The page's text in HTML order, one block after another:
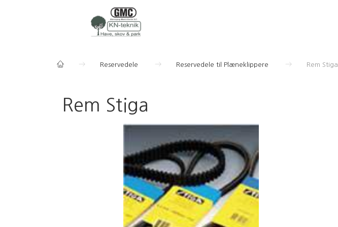
Reservedele Reservedele til Plæneklippere Rem Stiga
Rem Stiga